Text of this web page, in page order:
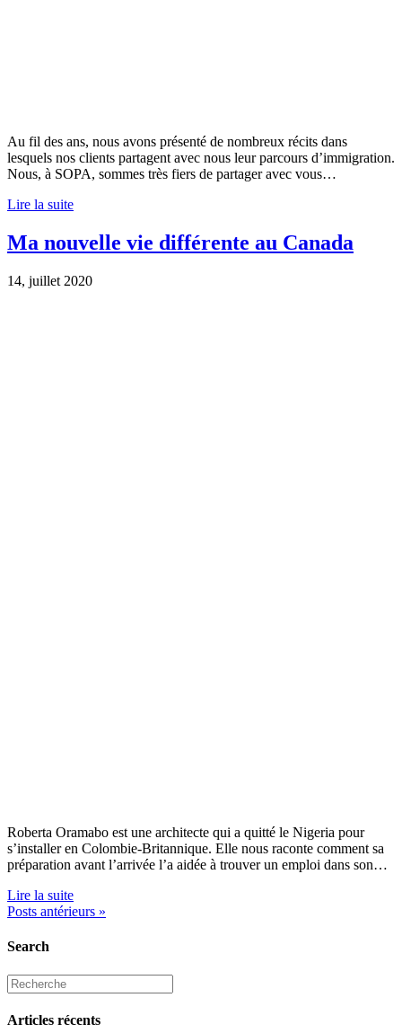
Au fil des ans, nous avons présenté de nombreux récits dans
lesquels nos clients partagent avec nous leur parcours d’immigration.
Nous, à SOPA, sommes très fiers de partager avec vous…
Lire la suite
Ma nouvelle vie différente au Canada
14, juillet 2020
Roberta Oramabo est une architecte qui a quitté le Nigeria pour
s’installer en Colombie-Britannique. Elle nous raconte comment sa
préparation avant l’arrivée l’a aidée à trouver un emploi dans son…
Lire la suite
Posts antérieurs »
Search
Articles récents